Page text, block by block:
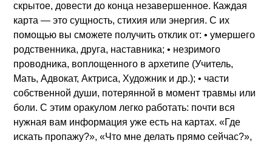
скрытое, довести до конца незавершенное. Каждая
карта — это сущность, стихия или энергия. С их
помощью вы сможете получить отклик от: • умершего
родственника, друга, наставника; • незримого
проводника, воплощенного в архетипе (Учитель,
Мать, Адвокат, Актриса, Художник и др.); • части
собственной души, потерянной в момент травмы или
боли. С этим оракулом легко работать: почти вся
нужная вам информация уже есть на картах. «Где
искать пропажу?», «Что мне делать прямо сейчас?»,